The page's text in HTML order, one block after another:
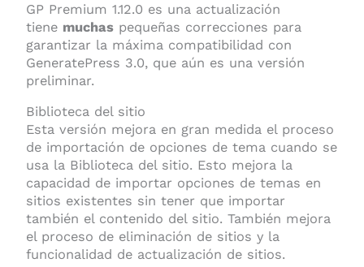
GP Premium 1.12.0 es una actualización
tiene muchas pequeñas correcciones para
garantizar la máxima compatibilidad con
GeneratePress 3.0, que aún es una versión
preliminar.
Biblioteca del sitio
Esta versión mejora en gran medida el proceso
de importación de opciones de tema cuando se
usa la Biblioteca del sitio. Esto mejora la
capacidad de importar opciones de temas en
sitios existentes sin tener que importar
también el contenido del sitio. También mejora
el proceso de eliminación de sitios y la
funcionalidad de actualización de sitios.